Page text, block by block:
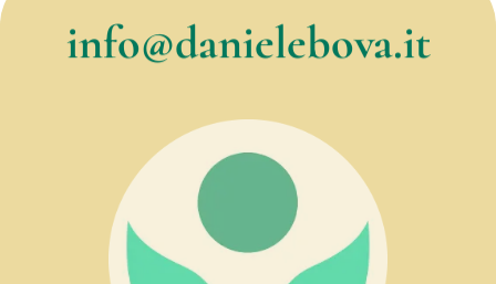
info@danielebova.it